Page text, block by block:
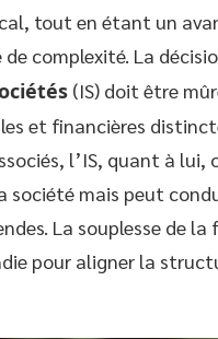
tout en étant un
complexité. La
(IS) doit être
et financières
l’IS, quant à
société mais peut
La souplesse de
pour aligner la